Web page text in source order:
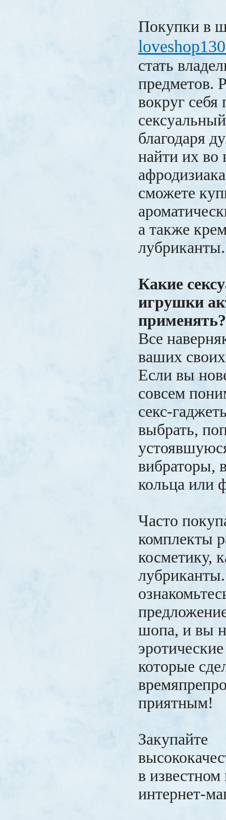
Покупки в
стать
предметов.
вокруг себя
благодаря
найти их во
сможете
а также
лубриканты.
Какие
игрушки
применять?
Все
ваших
Если вы
совсем
секс-
выбрать,
вибраторы,
кольца или
Часто
комплекты
косметику,
шопа, и вы
которые
приятным!
Закупайте
в
интернет-